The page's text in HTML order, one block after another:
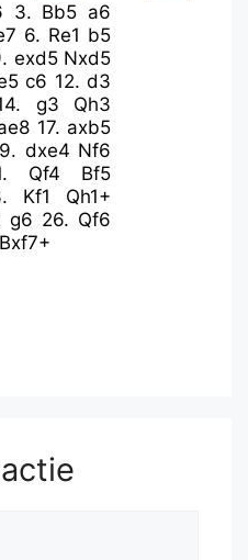
3. Bb5 a6
6. Re1 b5
exd5 Nxd5
c6 12.d3
g3
Qh3
17. axb5
dxe4 Nf6
Qf4
Bf5
Kf1
Qh1+
g6 26. Qf6
Bxf7+